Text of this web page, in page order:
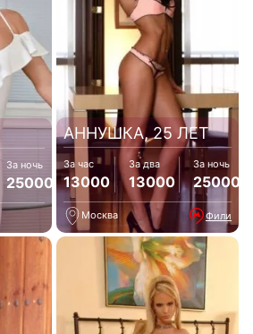
За ночь
25000
АННУШКА, 25 ЛЕТ
За час
13000
За два
13000
За ночь
25000
Москва Фили